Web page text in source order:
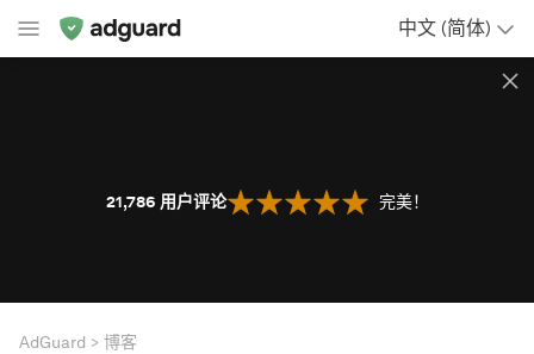
中文 (简体)
21,786 用户评论 完美！
AdGuard 博客